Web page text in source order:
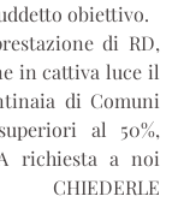
obiettivo.
di RD,
in cattiva luce il
di Comuni
al 50%,
richiesta a noi